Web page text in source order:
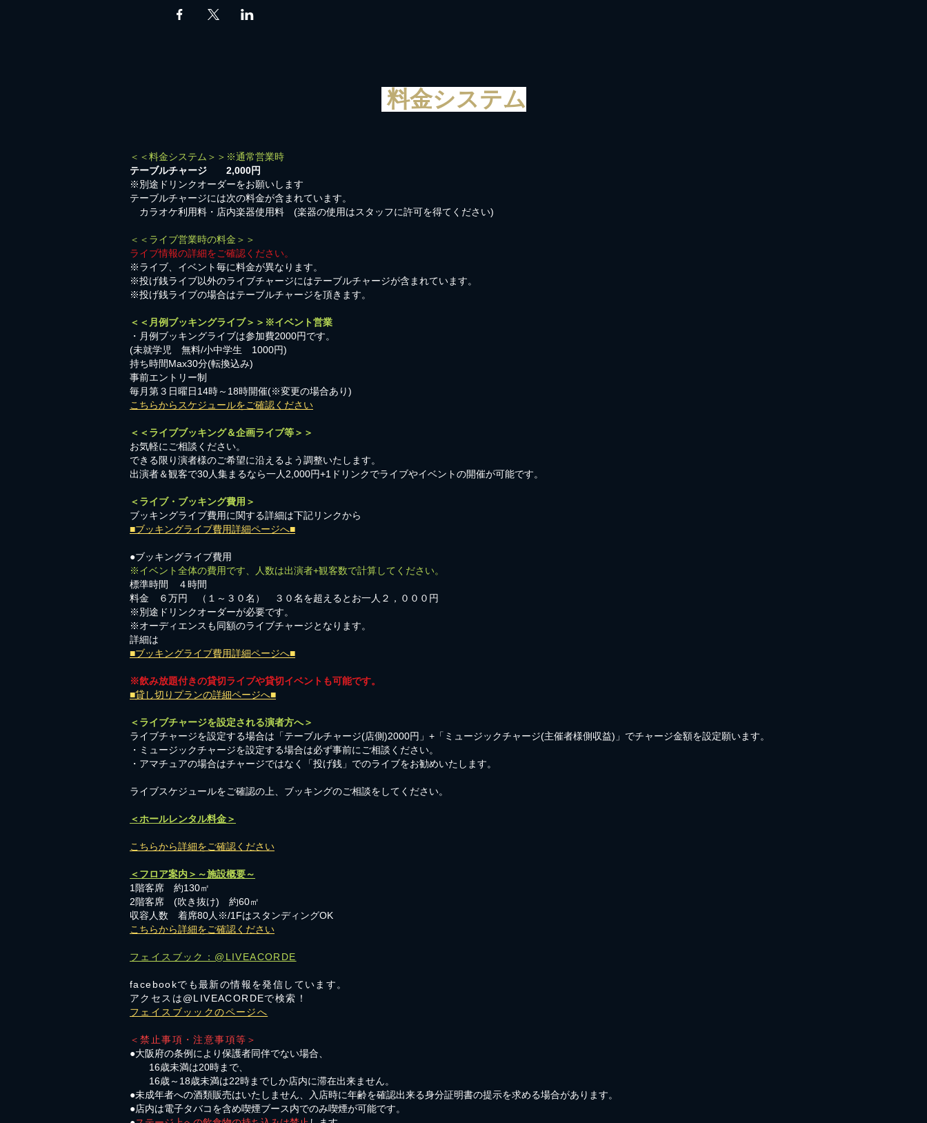
料金システム
＜＜料金システム＞＞※通常営業時
テーブルチャージ 2,000円
※別途ドリンクオーダーをお願いします
テーブルチャージには次の料金が含まれています。
カラオケ利用料・店内楽器使用料 (楽器の使用はスタッフに許可を得てください)
＜＜ライブ営業時の料金＞＞
ライブ情報の詳細をご確認ください。
※ライブ、イベント毎に料金が異なります。
※投げ銭ライブ以外のライブチャージにはテーブルチャージが含まれています。
※投げ銭ライブの場合はテーブルチャージを頂きます。
＜＜月例ブッキングライブ＞＞※イベント営業
・月例ブッキングライブは参加費2000円です。
​(未就学児 無料/小中学生 1000円)
持ち時間Max30分(転換込み)
事前エントリー制
毎月第３日曜日14時～18時開催(※変更の場合あり)
こちらからスケジュールをご確認ください
＜＜ライブブッキング＆企画ライブ等＞＞
お気軽にご相談ください。​
​できる限り演者様のご希望に沿えるよう調整いたします。
出演者＆観客で30人集まるなら一人2,000円+1ドリンクでライブやイベントの開催が可能です。
＜ライブ・ブッキング費用＞
ブッキングライブ費用に関する詳細は下記リンクから
■ブッキングライブ費用詳細ページへ■
●ブッキングライブ費用
※イベント全体の費用です、人数は出演者+観客数で計算してください。
標準時間 ４時間
料金 ６万円 （１～３０名） ３０名を超えるとお一人２，０００円
※別途ドリンクオーダーが必要です。
※オーディエンスも同額のライブチャージとなります。
詳細は
■ブッキングライブ費用詳細ページへ■
※飲み放題付きの貸切ライブや貸切イベントも可能です。
■貸し切りプランの詳細ページへ■
＜ライブチャージを設定される演者方へ＞
ライブチャージを設定する場合は「テーブルチャージ(店側)2000円」+「ミュージックチャージ(主催者様側収益)」でチャージ金額を設定願います。
・ミュージックチャージを設定する場合は必ず事前にご相談ください。
​・アマチュアの場合はチャージではなく「投げ銭」でのライブをお勧めいたします。
​ライブスケジュールをご確認の上、ブッキングのご相談をしてください。
＜ホールレンタル料金＞
こちらから詳細をご確認ください
＜フロア案内＞～施設概要～
1階客席 約130㎡
2階客席 (吹き抜け) 約60㎡
収容人数 着席80人※/1FはスタンディングOK
こちらから詳細をご確認ください
フェイスブック：@LIVEACORDE
facebookでも最新の情報を発信しています。
アクセスは@LIVEACORDEで検索！
フェイスブッックのページへ
＜禁止事項・注意事項等＞
●大阪府の条例により保護者同伴でない場合、
16歳未満は20時まで、
16歳～18歳未満は22時までしか店内に滞在出来ません。
●未成年者への酒類販売はいたしません、入店時に年齢を確認出来る身分証明書の提示を求める場合があります。
●店内は電子タバコを含め喫煙ブース内でのみ喫煙が可能です。